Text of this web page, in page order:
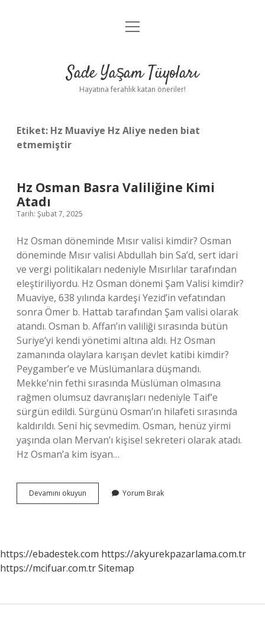
Anasayfa
Yasal Uyarı
menüyü
Sade Yaşam Tüyoları
Hayatına ferahlık katan öneriler!
Etiket: Hz Muaviye Hz Aliye neden biat
etmemiştir
Hz Osman Basra Valiliğine Kimi
Atadı
Tarih: Şubat 7, 2025
Hz Osman döneminde Mısır valisi kimdir? Osman
döneminde Mısır valisi Abdullah bin Sa’d, sert idari
ve vergi politikaları nedeniyle Mısırlılar tarafından
eleştiriliyordu. Hz Osman dönemi Şam Valisi kimdir?
Muaviye, 638 yılında kardeşi Yezid’in vefatından
sonra Ömer b. Hattab tarafından Şam valisi olarak
atandı. Osman b. Affan’ın valiliği sırasında bütün
Suriye’yi kendi yönetimi altına aldı. Hz Osman
zamanında olaylara karışan devlet katibi kimdir?
Peygamber’e ve Müslümanlara düşmandı.
Mekke’nin fethi sırasında Müslüman olmasına
rağmen olumsuz davranışları nedeniyle Taif’e
sürgün edildi. Sürgünü Osman’ın hilafeti sırasında
kaldırıldı. Seni hiç sevmedim. Osman, henüz yirmi
yaşında olan Mervan’ı kişisel sekreteri olarak atadı.
Hz Osman’a kim isyan…
Devamını okuyun
Osman
Yorum Bırak
https://ebadestek.com https://akyurekpazarlama.com.tr
https://mcifuar.com.trSitemap